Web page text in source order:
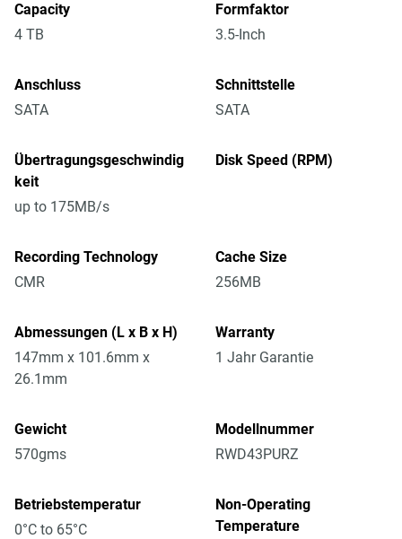
Capacity
4 TB
Formfaktor
3.5-Inch
Anschluss
SATA
Schnittstelle
SATA
Übertragungsgeschwindig
keit
up to 175MB/s
Disk Speed (RPM)
Recording Technology
CMR
Cache Size
256MB
Abmessungen (L x B x H)
147mm x 101.6mm x
26.1mm
Warranty
1 Jahr Garantie
Gewicht
570gms
Modellnummer
RWD43PURZ
Betriebstemperatur
0°C to 65°C
Non-Operating
Temperature